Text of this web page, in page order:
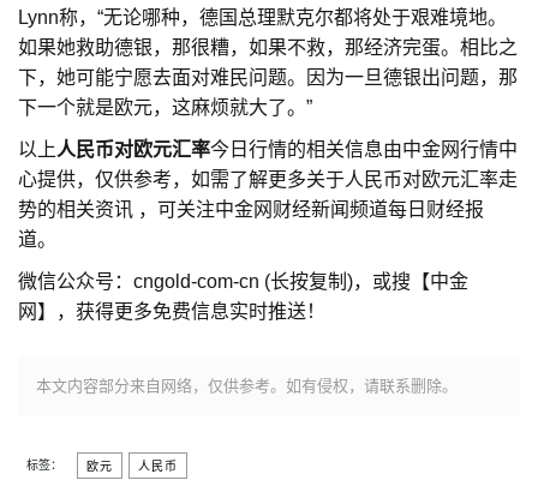
Lynn称，“无论哪种，德国总理默克尔都将处于艰难境地。
如果她救助德银，那很糟，如果不救，那经济完蛋。相比之
下，她可能宁愿去面对难民问题。因为一旦德银出问题，那
下一个就是欧元，这麻烦就大了。”
以上人民币对欧元汇率今日行情的相关信息由中金网行情中
心提供，仅供参考，如需了解更多关于人民币对欧元汇率走
势的相关资讯 ，可关注中金网财经新闻频道每日财经报
道。
微信公众号：cngold-com-cn (长按复制)，或搜【中金
网】，获得更多免费信息实时推送！
本文内容部分来自网络，仅供参考。如有侵权，请联系删除。
标签： 欧元 人民币